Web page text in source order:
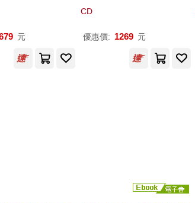
弟 馬克希姆.狄
(La Datcha de C
Marchal)
元
維特 (2LP黑膠唱片)(Beet
o. 29, Op. 106 ’Hammerkl
CD
優惠價: 1269 元